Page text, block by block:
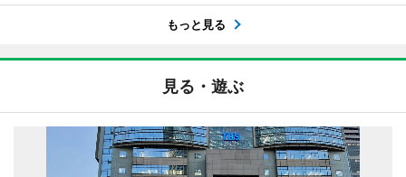
もっと見る
見る・遊ぶ